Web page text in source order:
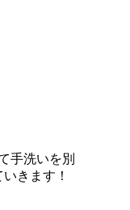
手洗いを別
きます！